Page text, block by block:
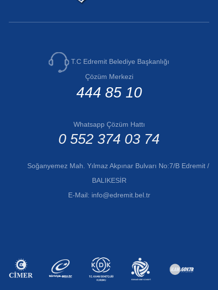
T.C Edremit Belediye Başkanlığı
Çözüm Merkezi
444 85 10
Whatsapp Çözüm Hattı
0 552 374 03 74
Soğanyemez Mah. Yılmaz Akpınar Bulvarı No:7/B Edremit /
BALIKESİR
E-Mail: info@edremit.bel.tr